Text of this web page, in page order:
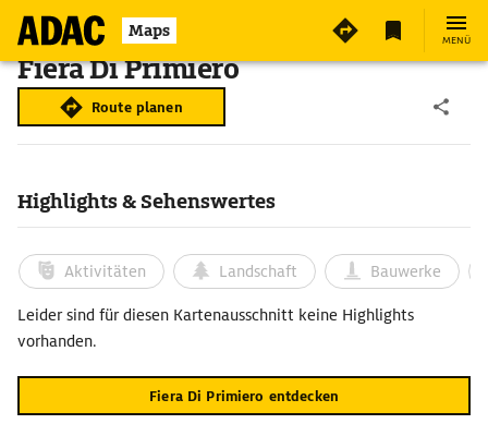
Maps MENÜ
Fiera Di Primiero
Route planen
Highlights & Sehenswertes
Aktivitäten Landschaft Bauwerke
Leider sind für diesen Kartenausschnitt keine Highlights
vorhanden.
Fiera Di Primiero entdecken